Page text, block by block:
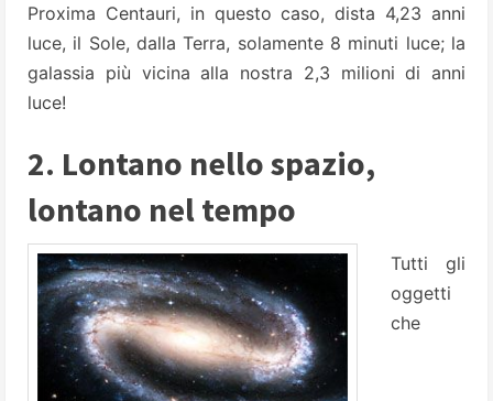
Proxima Centauri, in questo caso, dista 4,23 anni
luce, il Sole, dalla Terra, solamente 8 minuti luce; la
galassia più vicina alla nostra 2,3 milioni di anni
luce!
2. Lontano nello spazio,
lontano nel tempo
Tutti gli
oggetti
che